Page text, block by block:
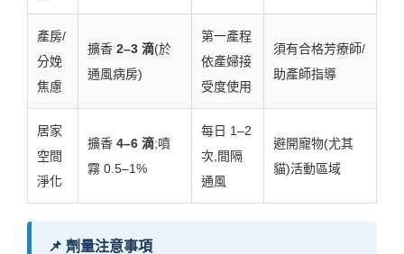
產房/
分娩
焦慮
擴香 2–3 滴(於
通風病房)
第一產程
依產婦接
受度使用
須有合格芳療師/
助產師指導
居家
空間
淨化
擴香 4–6 滴;噴
霧 0.5–1%
每日 1–2
次,間隔
通風
避開寵物(尤其
貓)活動區域
📌 劑量注意事項